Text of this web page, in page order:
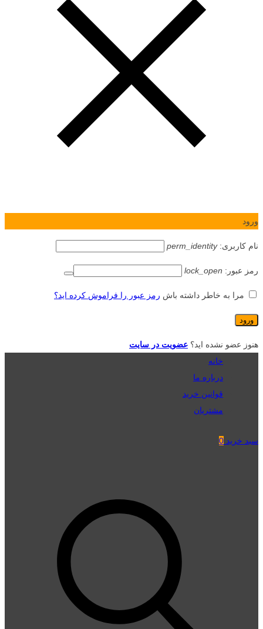
ورود
نام کاربری:perm_identity
رمز عبور: lock_open
مرا به خاطر داشته باش رمز عبور را فراموش کرده اید؟
هنوز عضو نشده اید؟ عضویت در سایت
خانه
درباره ما
قوانین خرید
مشتریان
سبد خرید 0